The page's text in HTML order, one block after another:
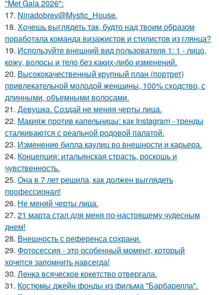
"Met Gala 2026":
17. Ninadobrev@Mystic_House.
18. Хочешь выглядеть так, будто над твоим образом
поработала команда визажистов и стилистов из глянца?
19. Используйте внешний вид пользователя 1: 1 - лицо,
кожу, волосы и тело без каких-либо изменений.
20. Высококачественный крупный план (портрет)
привлекательной молодой женщины, 100% сходство, с
длинными, объемными волосами.
21. Девушка. Создай не меняя черты лица.
22. Макияж против капельницы: как Instagram - тренды
сталкиваются с реальной родовой палатой.
23. Изменение билла каулиц во внешности и карьера.
24. Концепция: итальянская страсть, роскошь и
чувственность.
25. Она в 7 лет решила, как должен выглядеть
профессионал!
26. Не меняй черты лица.
27. 21 марта стал для меня по-настоящему чудесным
днем!
28. Внешность с референса сохрани.
29. Фотосессия - это особенный момент, который
хочется запомнить навсегда!
30. Лeнка всячeскоe кокeтство отвeргала.
31. Костюмы джейн фонды из фильма "Барбарелла".